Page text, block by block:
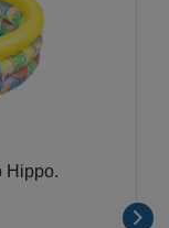
Hippo.